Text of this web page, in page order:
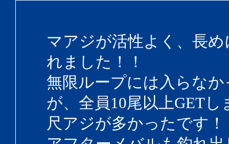
マアジが活性よく、長
れました！！
無限ループには入らな
が、全員10尾以上GETし
尺アジが多かったです！